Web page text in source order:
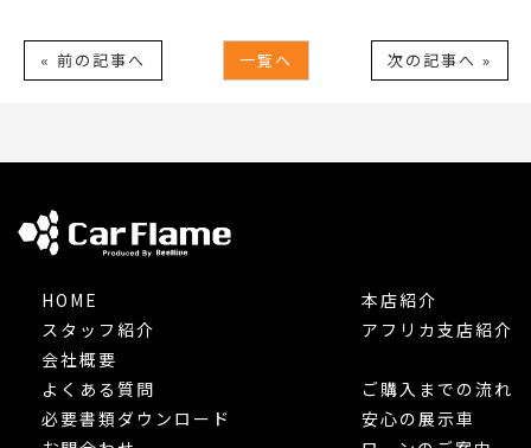
« 前の記事へ 一覧へ 次の記事へ »
HOME
スタッフ紹介
会社概要
本店紹介
アフリカ支店紹介
よくある質問
必要書類ダウンロード
ご購入までの流れ
安心の展示車